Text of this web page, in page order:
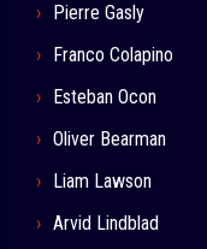
Pierre Gasly
Franco Colapino
Esteban Ocon
Oliver Bearman
Liam Lawson
Arvid Lindblad